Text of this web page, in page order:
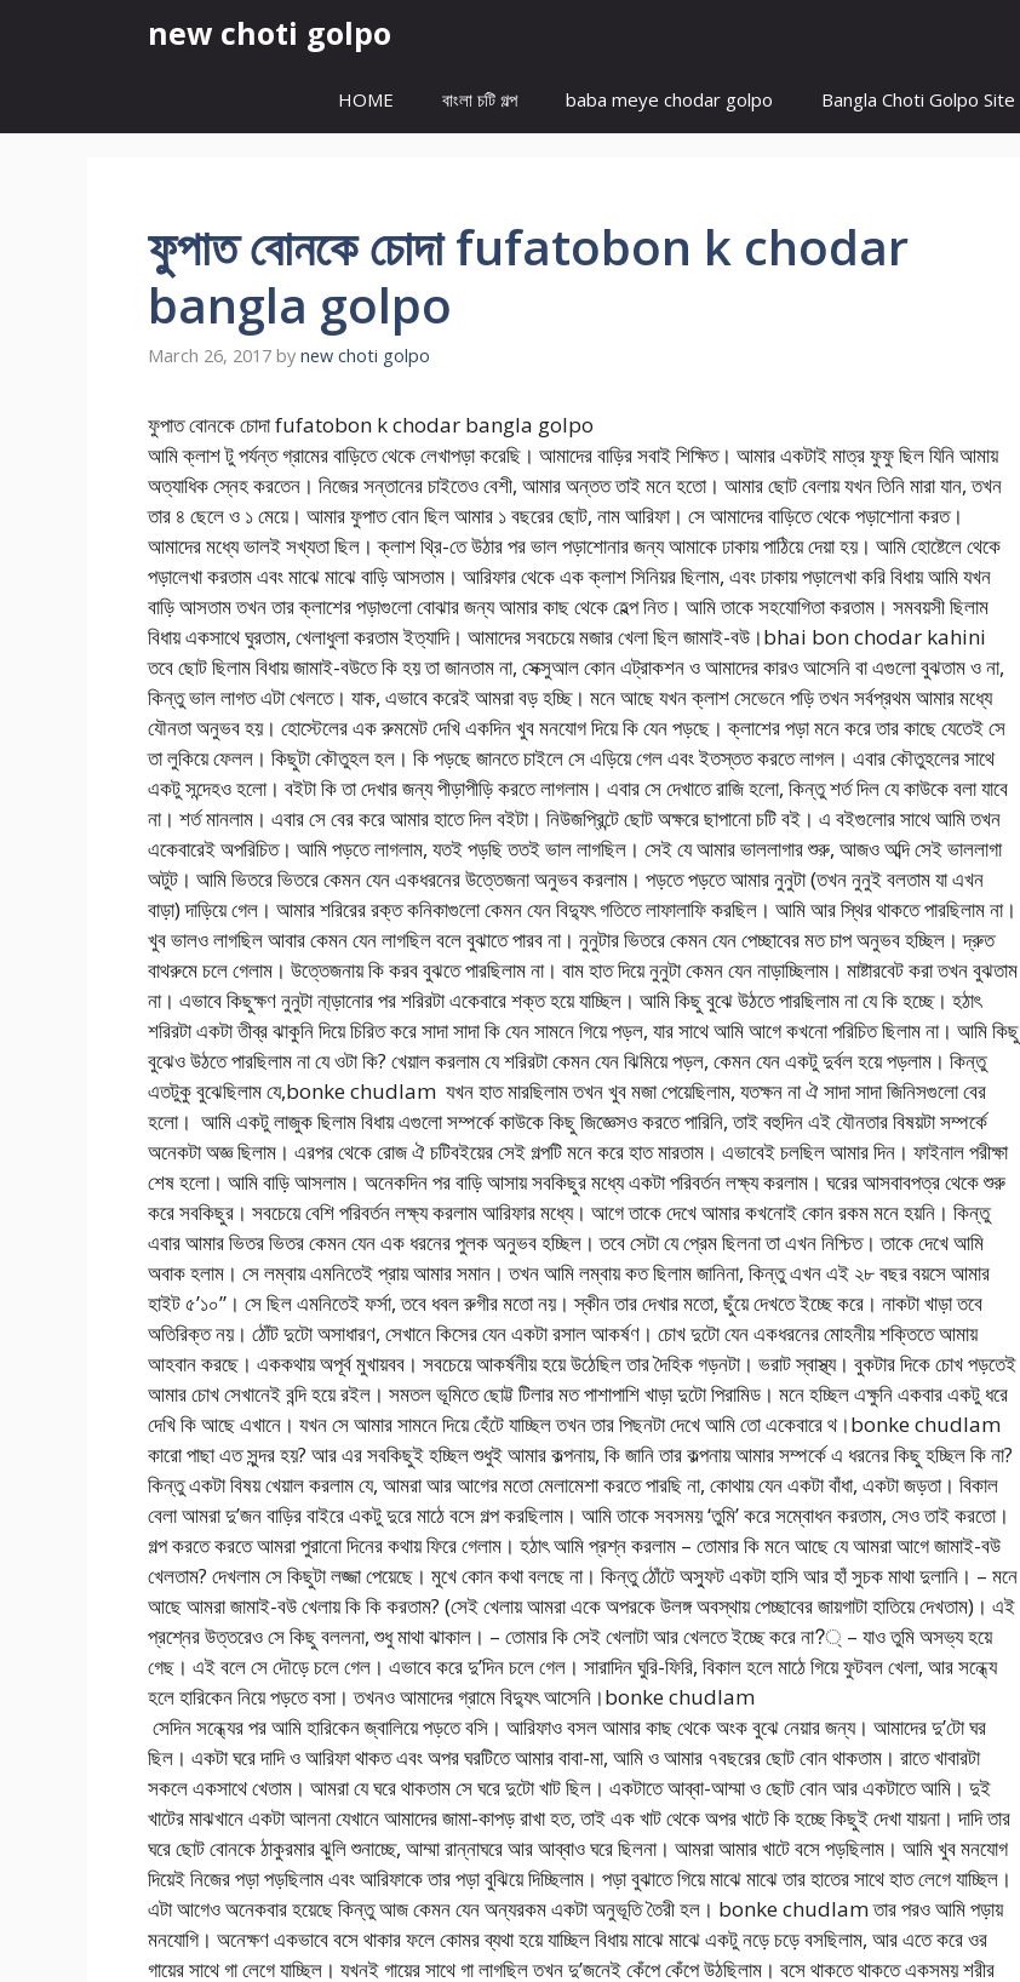
new choti golpo
HOME বাংলা চটি গল্প baba meye chodar golpo Bangla Choti Golpo Site
ফুপাত বোনকে চোদা fufatobon k chodar
bangla golpo
March 26, 2017 by new choti golpo
ফুপাত বোনকে চোদা fufatobon k chodar bangla golpo
আমি ক্লাশ টু পর্যন্ত গ্রামের বাড়িতে থেকে লেখাপড়া করেছি। আমাদের বাড়ির সবাই শিক্ষিত। আমার একটাই মাত্র ফুফু ছিল যিনি আমায়
অত্যাধিক স্নেহ করতেন। নিজের সন্তানের চাইতেও বেশী, আমার অন্তত তাই মনে হতো। আমার ছোট বেলায় যখন তিনি মারা যান, তখন
তার ৪ ছেলে ও ১ মেয়ে। আমার ফুপাত বোন ছিল আমার ১ বছরের ছোট, নাম আরিফা। সে আমাদের বাড়িতে থেকে পড়াশোনা করত।
আমাদের মধ্যে ভালই সখ্যতা ছিল। ক্লাশ থ্রি-তে উঠার পর ভাল পড়াশোনার জন্য আমাকে ঢাকায় পাঠিয়ে দেয়া হয়। আমি হোষ্টেলে থেকে
পড়ালেখা করতাম এবং মাঝে মাঝে বাড়ি আসতাম। আরিফার থেকে এক ক্লাশ সিনিয়র ছিলাম, এবং ঢাকায় পড়ালেখা করি বিধায় আমি যখন
বাড়ি আসতাম তখন তার ক্লাশের পড়াগুলো বোঝার জন্য আমার কাছ থেকে হেল্প নিত। আমি তাকে সহযোগিতা করতাম। সমবয়সী ছিলাম
বিধায় একসাথে ঘুরতাম, খেলাধুলা করতাম ইত্যাদি। আমাদের সবচেয়ে মজার খেলা ছিল জামাই-বউ।bhai bon chodar kahini
তবে ছোট ছিলাম বিধায় জামাই-বউতে কি হয় তা জানতাম না, সেক্সুআল কোন এট্রাকশন ও আমাদের কারও আসেনি বা এগুলো বুঝতাম ও না,
কিন্তু ভাল লাগত এটা খেলতে। যাক, এভাবে করেই আমরা বড় হচ্ছি। মনে আছে যখন ক্লাশ সেভেনে পড়ি তখন সর্বপ্রথম আমার মধ্যে
যৌনতা অনুভব হয়। হোস্টেলের এক রুমমেট দেখি একদিন খুব মনযোগ দিয়ে কি যেন পড়ছে। ক্লাশের পড়া মনে করে তার কাছে যেতেই সে
তা লুকিয়ে ফেলল। কিছুটা কৌতুহল হল। কি পড়ছে জানতে চাইলে সে এড়িয়ে গেল এবং ইতস্তত করতে লাগল। এবার কৌতুহলের সাথে
একটু সন্দেহও হলো। বইটা কি তা দেখার জন্য পীড়াপীড়ি করতে লাগলাম। এবার সে দেখাতে রাজি হলো, কিন্তু শর্ত দিল যে কাউকে বলা যাবে
না। শর্ত মানলাম। এবার সে বের করে আমার হাতে দিল বইটা। নিউজপ্রিন্টে ছোট অক্ষরে ছাপানো চটি বই। এ বইগুলোর সাথে আমি তখন
একেবারেই অপরিচিত। আমি পড়তে লাগলাম, যতই পড়ছি ততই ভাল লাগছিল। সেই যে আমার ভাললাগার শুরু, আজও অব্দি সেই ভাললাগা
অটুট। আমি ভিতরে ভিতরে কেমন যেন একধরনের উত্তেজনা অনুভব করলাম। পড়তে পড়তে আমার নুনুটা (তখন নুনুই বলতাম যা এখন
বাড়া) দাড়িয়ে গেল। আমার শরিরের রক্ত কনিকাগুলো কেমন যেন বিদ্যুৎ গতিতে লাফালাফি করছিল। আমি আর স্থির থাকতে পারছিলাম না।
খুব ভালও লাগছিল আবার কেমন যেন লাগছিল বলে বুঝাতে পারব না। নুনুটার ভিতরে কেমন যেন পেচ্ছাবের মত চাপ অনুভব হচ্ছিল। দ্রুত
বাথরুমে চলে গেলাম। উত্তেজনায় কি করব বুঝতে পারছিলাম না। বাম হাত দিয়ে নুনুটা কেমন যেন নাড়াচ্ছিলাম। মাষ্টারবেট করা তখন বুঝতাম
না। এভাবে কিছুক্ষণ নুনুটা না্ড়ানোর পর শরিরটা একেবারে শক্ত হয়ে যাচ্ছিল। আমি কিছু বুঝে উঠতে পারছিলাম না যে কি হচ্ছে। হঠাৎ
শরিরটা একটা তীব্র ঝাকুনি দিয়ে চিরিত করে সাদা সাদা কি যেন সামনে গিয়ে পড়ল, যার সাথে আমি আগে কখনো পরিচিত ছিলাম না। আমি কিছু
বুঝেও উঠতে পারছিলাম না যে ওটা কি? খেয়াল করলাম যে শরিরটা কেমন যেন ঝিমিয়ে পড়ল, কেমন যেন একটু দুর্বল হয়ে পড়লাম। কিন্তু
এতটুকু বুঝেছিলাম যে,bonke chudlam যখন হাত মারছিলাম তখন খুব মজা পেয়েছিলাম, যতক্ষন না ঐ সাদা সাদা জিনিসগুলো বের
হলো। আমি একটু লাজুক ছিলাম বিধায় এগুলো সম্পর্কে কাউকে কিছু জিজ্ঞেসও করতে পারিনি, তাই বহুদিন এই যৌনতার বিষয়টা সম্পর্কে
অনেকটা অজ্ঞ ছিলাম। এরপর থেকে রোজ ঐ চটিবইয়ের সেই গল্পটি মনে করে হাত মারতাম। এভাবেই চলছিল আমার দিন। ফাইনাল পরীক্ষা
শেষ হলো। আমি বাড়ি আসলাম। অনেকদিন পর বাড়ি আসায় সবকিছুর মধ্যে একটা পরিবর্তন লক্ষ্য করলাম। ঘরের আসবাবপত্র থেকে শুরু
করে সবকিছুর। সবচেয়ে বেশি পরিবর্তন লক্ষ্য করলাম আরিফার মধ্যে। আগে তাকে দেখে আমার কখনোই কোন রকম মনে হয়নি। কিন্তু
এবার আমার ভিতর ভিতর কেমন যেন এক ধরনের পুলক অনুভব হচ্ছিল। তবে সেটা যে প্রেম ছিলনা তা এখন নিশ্চিত। তাকে দেখে আমি
অবাক হলাম। সে লম্বায় এমনিতেই প্রায় আমার সমান। তখন আমি লম্বায় কত ছিলাম জানিনা, কিন্তু এখন এই ২৮ বছর বয়সে আমার
হাইট ৫’১০”। সে ছিল এমনিতেই ফর্সা, তবে ধবল রুগীর মতো নয়। স্কীন তার দেখার মতো, ছুঁয়ে দেখতে ইচ্ছে করে। নাকটা খাড়া তবে
অতিরিক্ত নয়। ঠোঁট দুটো অসাধারণ, সেখানে কিসের যেন একটা রসাল আকর্ষণ। চোখ দুটো যেন একধরনের মোহনীয় শক্তিতে আমায়
আহবান করছে। এককথায় অপূর্ব মুখায়বব। সবচেয়ে আকর্ষনীয় হয়ে উঠেছিল তার দৈহিক গড়নটা। ভরাট স্বাস্থ্য। বুকটার দিকে চোখ পড়তেই
আমার চোখ সেখানেই বন্দি হয়ে রইল। সমতল ভূমিতে ছোট্ট টিলার মত পাশাপাশি খাড়া দুটো পিরামিড। মনে হচ্ছিল এক্ষুনি একবার একটু ধরে
দেখি কি আছে এখানে। যখন সে আমার সামনে দিয়ে হেঁটে যাচ্ছিল তখন তার পিছনটা দেখে আমি তো একেবারে থ।bonke chudlam
কারো পাছা এত সুন্দর হয়? আর এর সবকিছুই হচ্ছিল শুধুই আমার কল্পনায়, কি জানি তার কল্পনায় আমার সম্পর্কে এ ধরনের কিছু হচ্ছিল কি না?
কিন্তু একটা বিষয় খেয়াল করলাম যে, আমরা আর আগের মতো মেলামেশা করতে পারছি না, কোথায় যেন একটা বাঁধা, একটা জড়তা। বিকাল
বেলা আমরা দু’জন বাড়ির বাইরে একটু দুরে মাঠে বসে গল্প করছিলাম। আমি তাকে সবসময় ‘তুমি’ করে সম্বোধন করতাম, সেও তাই করতো।
গল্প করতে করতে আমরা পুরানো দিনের কথায় ফিরে গেলাম। হঠাৎ আমি প্রশ্ন করলাম – তোমার কি মনে আছে যে আমরা আগে জামাই-বউ
খেলতাম? দেখলাম সে কিছুটা লজ্জা পেয়েছে। মুখে কোন কথা বলছে না। কিন্তু ঠোঁটে অস্ফুট একটা হাসি আর হাঁ সুচক মাথা দুলানি। – মনে
আছে আমরা জামাই-বউ খেলায় কি কি করতাম? (সেই খেলায় আমরা একে অপরকে উলঙ্গ অবস্থায় পেচ্ছাবের জায়গাটা হাতিয়ে দেখতাম)। এই
প্রশ্নের উত্তরেও সে কিছু বললনা, শুধু মাথা ঝাকাল। – তোমার কি সেই খেলাটা আর খেলতে ইচ্ছে করে না?্ – যাও তুমি অসভ্য হয়ে
গেছ। এই বলে সে দৌড়ে চলে গেল। এভাবে করে দু’দিন চলে গেল। সারাদিন ঘুরি-ফিরি, বিকাল হলে মাঠে গিয়ে ফুটবল খেলা, আর সন্ধ্যে
হলে হারিকেন নিয়ে পড়তে বসা। তখনও আমাদের গ্রামে বিদ্যুৎ আসেনি।bonke chudlam
সেদিন সন্ধ্যের পর আমি হারিকেন জ্বালিয়ে পড়তে বসি। আরিফাও বসল আমার কাছ থেকে অংক বুঝে নেয়ার জন্য। আমাদের দু’টো ঘর
ছিল। একটা ঘরে দাদি ও আরিফা থাকত এবং অপর ঘরটিতে আমার বাবা-মা, আমি ও আমার ৭বছরের ছোট বোন থাকতাম। রাতে খাবারটা
সকলে একসাথে খেতাম। আমরা যে ঘরে থাকতাম সে ঘরে দুটো খাট ছিল। একটাতে আব্বা-আম্মা ও ছোট বোন আর একটাতে আমি। দুই
খাটের মাঝখানে একটা আলনা যেখানে আমাদের জামা-কাপড় রাখা হত, তাই এক খাট থেকে অপর খাটে কি হচ্ছে কিছুই দেখা যায়না। দাদি তার
ঘরে ছোট বোনকে ঠাকুরমার ঝুলি শুনাচ্ছে, আম্মা রান্নাঘরে আর আব্বাও ঘরে ছিলনা। আমরা আমার খাটে বসে পড়ছিলাম। আমি খুব মনযোগ
দিয়েই নিজের পড়া পড়ছিলাম এবং আরিফাকে তার পড়া বুঝিয়ে দিচ্ছিলাম। পড়া বুঝাতে গিয়ে মাঝে মাঝে তার হাতের সাথে হাত লেগে যাচ্ছিল।
এটা আগেও অনেকবার হয়েছে কিন্তু আজ কেমন যেন অন্যরকম একটা অনুভূতি তৈরী হল। bonke chudlam তার পরও আমি পড়ায়
মনযোগি। অনেক্ষণ একভাবে বসে থাকার ফলে কোমর ব্যথা হয়ে যাচ্ছিল বিধায় মাঝে মাঝে একটু নড়ে চড়ে বসছিলাম, আর এতে করে ওর
গায়ের সাথে গা লেগে যাচ্ছিল। যখনই গায়ের সাথে গা লাগছিল তখন দু’জনেই কেঁপে কেঁপে উঠছিলাম। বসে থাকতে থাকতে একসময় শরীর